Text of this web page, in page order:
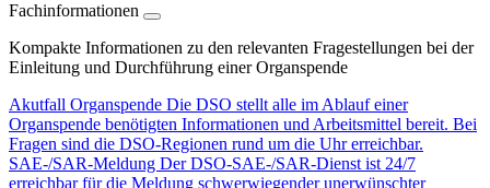
Fachinformationen
Kompakte Informationen zu den relevanten Fragestellungen bei der
Einleitung und Durchführung einer Organspende
Akutfall Organspende Die DSO stellt alle im Ablauf einer
Organspende benötigten Informationen und Arbeitsmittel bereit. Bei
Fragen sind die DSO-Regionen rund um die Uhr erreichbar.
SAE-/SAR-Meldung Der DSO-SAE-/SAR-Dienst ist 24/7
erreichbar für die Meldung schwerwiegender unerwünschter